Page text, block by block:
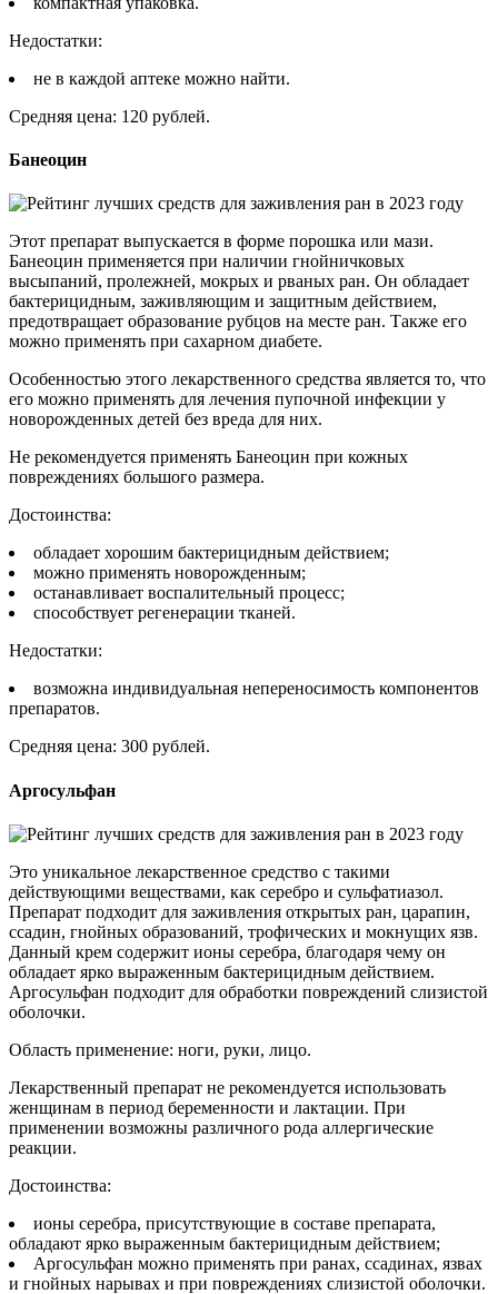
Недостатки:
не в каждой аптеке можно найти.
Средняя цена: 120 рублей.
Банеоцин
Этот препарат выпускается в форме порошка или мази.
Банеоцин применяется при наличии гнойничковых
высыпаний, пролежней, мокрых и рваных ран. Он обладает
бактерицидным, заживляющим и защитным действием,
предотвращает образование рубцов на месте ран. Также его
можно применять при сахарном диабете.
Особенностью этого лекарственного средства является то, что
его можно применять для лечения пупочной инфекции у
новорожденных детей без вреда для них.
Не рекомендуется применять Банеоцин при кожных
повреждениях большого размера.
Достоинства:
обладает хорошим бактерицидным действием;
можно применять новорожденным;
останавливает воспалительный процесс;
способствует регенерации тканей.
Недостатки:
возможна индивидуальная непереносимость компонентов
препаратов.
Средняя цена: 300 рублей.
Аргосульфан
Это уникальное лекарственное средство с такими
действующими веществами, как серебро и сульфатиазол.
Препарат подходит для заживления открытых ран, царапин,
ссадин, гнойных образований, трофических и мокнущих язв.
Данный крем содержит ионы серебра, благодаря чему он
обладает ярко выраженным бактерицидным действием.
Аргосульфан подходит для обработки повреждений слизистой
оболочки.
Область применение: ноги, руки, лицо.
Лекарственный препарат не рекомендуется использовать
женщинам в период беременности и лактации. При
применении возможны различного рода аллергические
реакции.
Достоинства:
ионы серебра, присутствующие в составе препарата,
обладают ярко выраженным бактерицидным действием;
Аргосульфан можно применять при ранах, ссадинах, язвах
и гнойных нарывах и при повреждениях слизистой оболочки.